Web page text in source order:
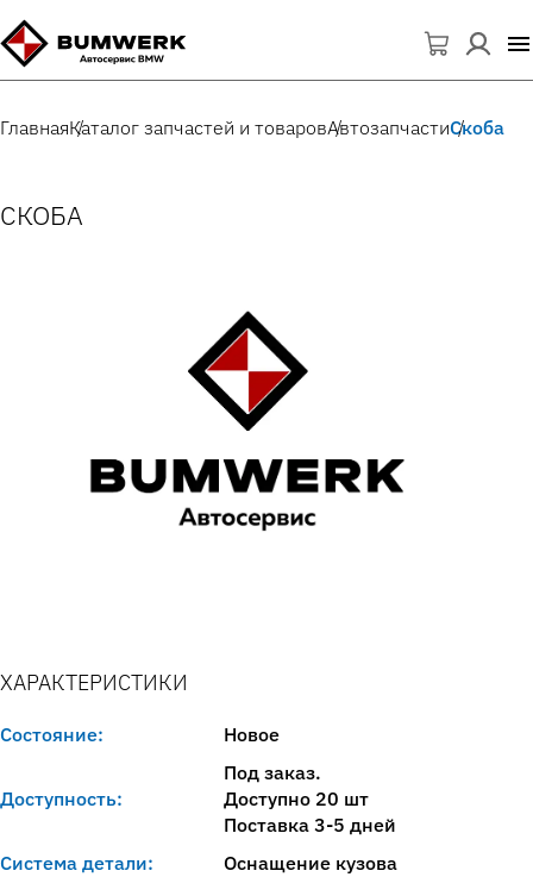
ГлавнаяКаталог запчастей и товаровАвтозапчастиСкоба
СКОБА
ХАРАКТЕРИСТИКИ
Состояние: Новое
Доступность:
Под заказ.
Доступно 20 шт
Поставка 3-5 дней
Система детали:
Оснащение кузова